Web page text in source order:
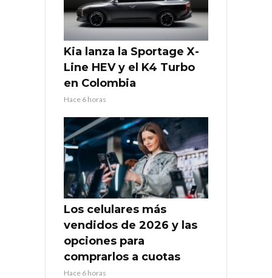
Kia lanza la Sportage X-
Line HEV y el K4 Turbo
en Colombia
Hace 6 horas
Los celulares más
vendidos de 2026 y las
opciones para
comprarlos a cuotas
Hace 6 horas